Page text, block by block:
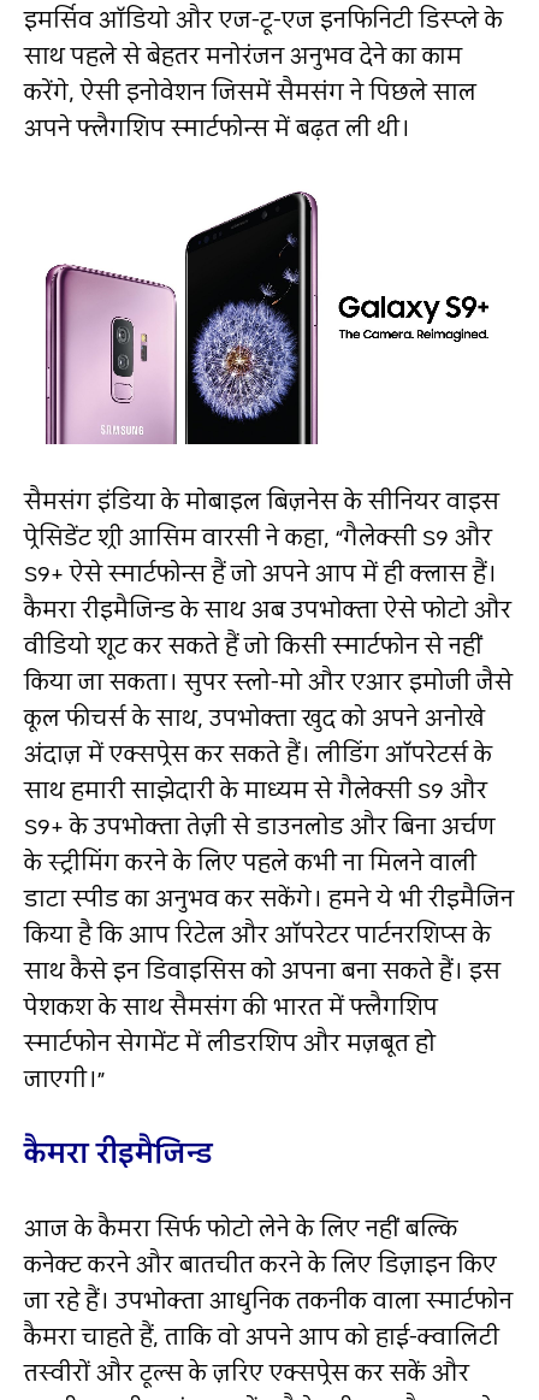
इमर्सिव ऑडियो और एज-टू-एज इनफि‍निटी डिस्‍प्‍ले के
साथ पहले से बेहतर मनोरंजन अनुभव देने का काम
करेंगे, ऐसी इनोवेशन जिसमें सैमसंग ने पिछले साल
अपने फ्लैगशिप स्मार्टफोन्स में बढ़त ली थी।
सैमसंग इंडिया के मोबाइल बिज़नेस के सीनियर वाइस
प्रेसिडेंट श्री आसिम वारसी ने कहा, “गैलेक्सी S9 और
S9+ ऐसे स्मार्टफोन्स हैं जो अपने आप में ही क्लास हैं।
कैमरा रीइमैजिन्ड के साथ अब उपभोक्ता ऐसे फोटो और
वीडियो शूट कर सकते हैं जो किसी स्मार्टफोन से नहीं
किया जा सकता। सुपर स्लो-मो और एआर इमोजी जैसे
कूल फीचर्स के साथ, उपभोक्ता खुद को अपने अनोखे
अंदाज़ में एक्सप्रेस कर सकते हैं। लीडिंग ऑपरेटर्स के
साथ हमारी साझेदारी के माध्यम से गैलेक्सी S9 और
S9+ के उपभोक्ता तेज़ी से डाउनलोड और बिना अर्चण
के स्ट्रीमिंग करने के लिए पहले कभी ना मिलने वाली
डाटा स्पीड का अनुभव कर सकेंगे। हमने ये भी रीइमैजिन
किया है कि आप रिटेल और ऑपरेटर पार्टनरशिप्स के
साथ कैसे इन डिवाइसिस को अपना बना सकते हैं। इस
पेशकश के साथ सैमसंग की भारत में फ्लैगशिप
स्मार्टफोन सेगमेंट में लीडरशिप और मज़बूत हो
जाएगी।”
कैमरा रीइमैजिन्ड
आज के कैमरा सिर्फ फोटो लेने के लिए नहीं बल्कि
कनेक्ट करने और बातचीत करने के लिए डिज़ाइन किए
जा रहे हैं। उपभोक्‍ता आधुनिक तकनीक वाला स्‍मार्टफोन
कैमरा चाहते हैं, ताकि वो अपने आप को हाई-क्‍वालिटी
तस्‍वीरों और टूल्‍स के ज़रिए एक्सप्रेस कर सकें और